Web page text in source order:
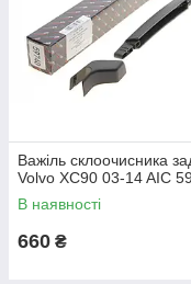
Важіль склоочисника
Volvo XC90 03-14 AIC
В наявності
660 ₴